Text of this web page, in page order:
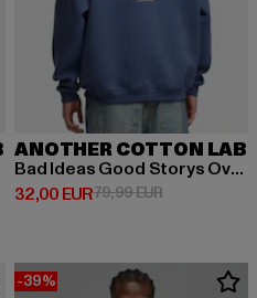
79,99 EUR
ANOTHER COTTON LAB
Bad Ideas Good Storys Oversize
32,00 EUR
Prix courant: 32,00 EUR
79,99 EURPrix en
-39%